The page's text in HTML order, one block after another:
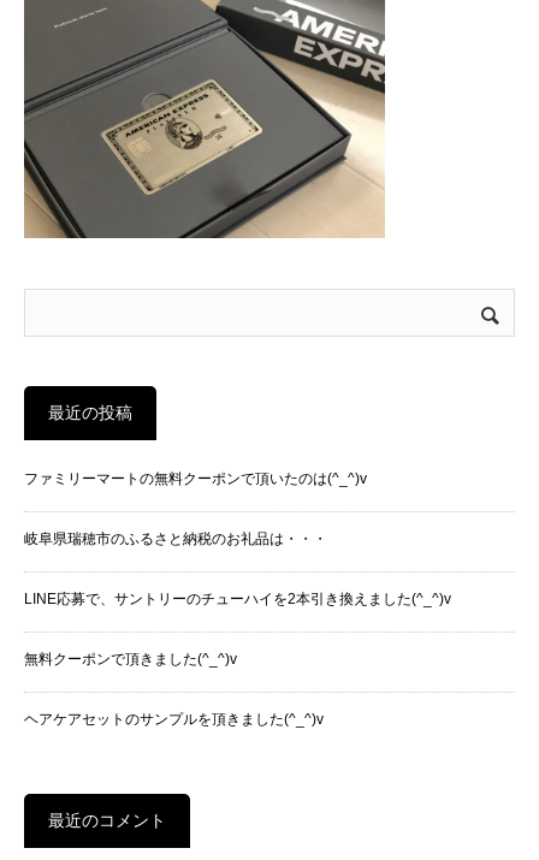
最近の投稿
ファミリーマートの無料クーポンで頂いたのは(^_^)v
岐阜県瑞穂市のふるさと納税のお礼品は・・・
LINE応募で、サントリーのチューハイを2本引き換えました(^_^)v
無料クーポンで頂きました(^_^)v
ヘアケアセットのサンプルを頂きました(^_^)v
最近のコメント